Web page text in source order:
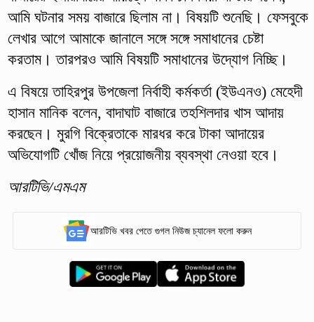
আমি ঘটনার সময় বাজারে ছিলাম না। বিষয়টি শুনেছি। ফেসবুকে
লেখার আগে আমাকে জানালে সঙ্গে সঙ্গে সমাধানের চেষ্টা
করতাম। তারপরও আমি বিষয়টি সমাধানের উদ্যোগ নিচ্ছি।
এ বিষয়ে তাহিরপুর উপজেলা নির্বাহী কর্মকর্তা (ইউএনও) মেহেদী
হাসান মানিক বলেন, বাদাঘাট বাজারে তহশিলদার খাস আদায়
করছেন। মুরগি বিক্রেতাকে মারধর করে টাকা আদায়ের
অভিযোগটি খোঁজ নিয়ে প্রয়োজনীয় ব্যবস্থা নেওয়া হবে।
আরটিভি/এমএম
আরটিভি খবর পেতে গুগল নিউজ চ্যানেল ফলো করুন